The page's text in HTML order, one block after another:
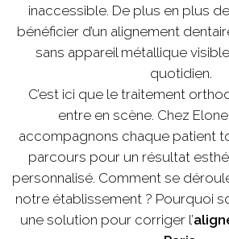
inaccessible. De plus en plus
bénéficier d’un alignement
sans appareil métallique
quotidien.
C’est ici que le traitement
entre en scène. Chez
accompagnons chaque patient
parcours pour un résultat
personnalisé. Comment se
notre établissement ? Pourquoi
une solution pour corriger l’